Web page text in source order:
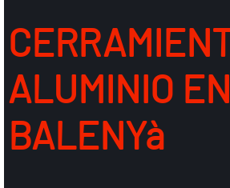
ALUMINIO EN
BALENYà